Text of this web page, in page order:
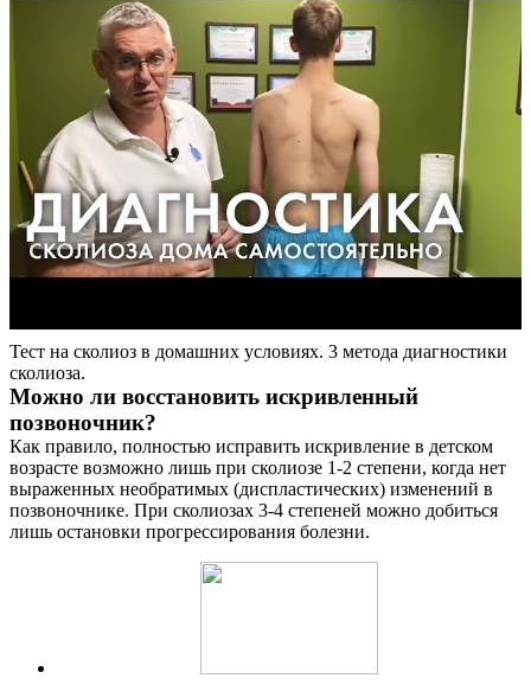
Тест на сколиоз в домашних условиях. 3 метода диагностики
сколиоза.
Можно ли восстановить искривленный
позвоночник?
Как правило, полностью исправить искривление в детском
возрасте возможно лишь при сколиозе 1-2 степени, когда нет
выраженных необратимых (диспластических) изменений в
позвоночнике. При сколиозах 3-4 степеней можно добиться
лишь остановки прогрессирования болезни.